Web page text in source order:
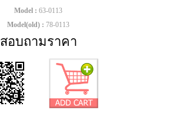
Model : 63-0113
Model(old) : 78-0113
สอบถามราคา